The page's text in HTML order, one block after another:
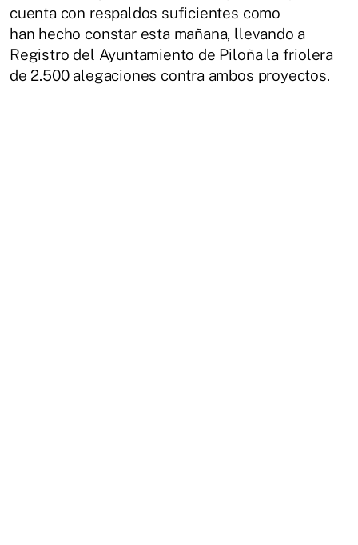
cuenta con respaldos suficientes como
han hecho constar esta mañana, llevando a
Registro del Ayuntamiento de Piloña la friolera
de 2.500 alegaciones contra ambos proyectos.